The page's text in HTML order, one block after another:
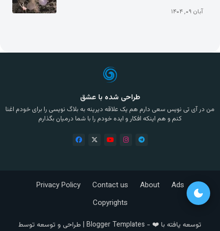
آبان ۰۹, ۱۴۰۴
طراحی شده با عشق
من در آی تی نویس سعی دارم هم یک علاقه دیرینه به بلاگ نویسی را برای خودم اغنا
کنم و هم اینکه افکار و ایده خودم را با شما درمیان بگذارم
توسعه یافته با ❤️ - Blogger Templates | طراحی و توسعه توسط
Ads
About
Contact us
Privacy Policy
Copyrights
dark_mode